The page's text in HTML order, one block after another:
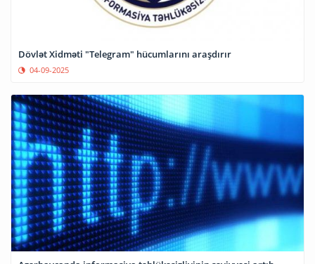
Dövlət Xidməti "Telegram" hücumlarını araşdırır
04-09-2025